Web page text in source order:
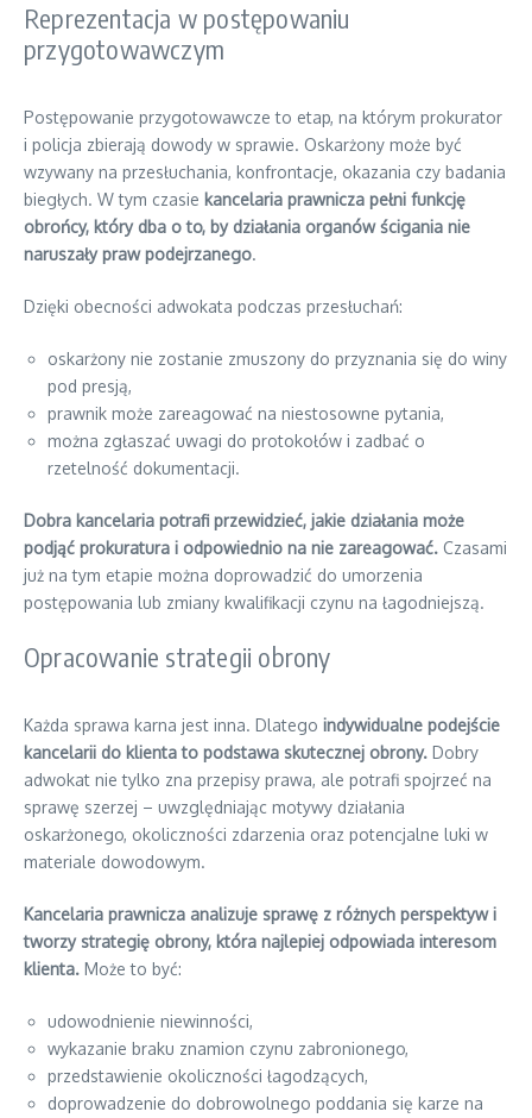
Reprezentacja w postępowaniu
przygotowawczym
Postępowanie przygotowawcze to etap, na którym prokurator
i policja zbierają dowody w sprawie. Oskarżony może być
wzywany na przesłuchania, konfrontacje, okazania czy badania
biegłych. W tym czasie kancelaria prawnicza pełni funkcję
obrońcy, który dba o to, by działania organów ścigania nie
naruszały praw podejrzanego.
Dzięki obecności adwokata podczas przesłuchań:
oskarżony nie zostanie zmuszony do przyznania się do winy
pod presją,
prawnik może zareagować na niestosowne pytania,
można zgłaszać uwagi do protokołów i zadbać o
rzetelność dokumentacji.
Dobra kancelaria potrafi przewidzieć, jakie działania może
podjąć prokuratura i odpowiednio na nie zareagować. Czasami
już na tym etapie można doprowadzić do umorzenia
postępowania lub zmiany kwalifikacji czynu na łagodniejszą.
Opracowanie strategii obrony
Każda sprawa karna jest inna. Dlatego indywidualne podejście
kancelarii do klienta to podstawa skutecznej obrony. Dobry
adwokat nie tylko zna przepisy prawa, ale potrafi spojrzeć na
sprawę szerzej – uwzględniając motywy działania
oskarżonego, okoliczności zdarzenia oraz potencjalne luki w
materiale dowodowym.
Kancelaria prawnicza analizuje sprawę z różnych perspektyw i
tworzy strategię obrony, która najlepiej odpowiada interesom
klienta. Może to być:
udowodnienie niewinności,
wykazanie braku znamion czynu zabronionego,
przedstawienie okoliczności łagodzących,
doprowadzenie do dobrowolnego poddania się karze na